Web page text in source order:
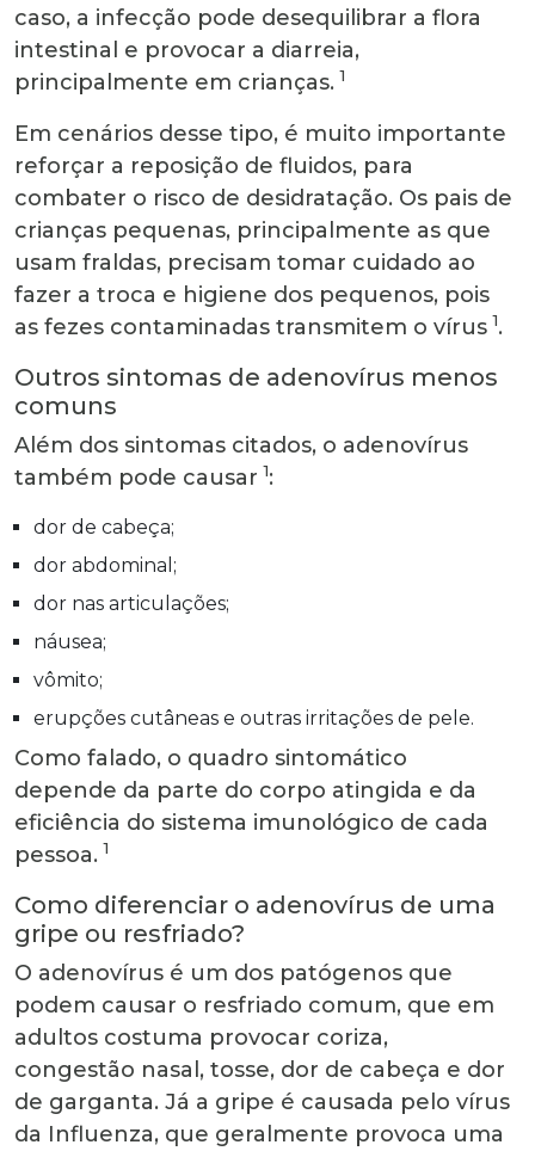
caso, a infecção pode desequilibrar a flora
intestinal e provocar a diarreia,
principalmente em crianças. 1
Em cenários desse tipo, é muito importante
reforçar a reposição de fluidos, para
combater o risco de desidratação. Os pais de
crianças pequenas, principalmente as que
usam fraldas, precisam tomar cuidado ao
fazer a troca e higiene dos pequenos, pois
as fezes contaminadas transmitem o vírus 1.
Outros sintomas de adenovírus menos
comuns
Além dos sintomas citados, o adenovírus
também pode causar 1:
dor de cabeça;
dor abdominal;
dor nas articulações;
náusea;
vômito;
erupções cutâneas e outras irritações de pele.
Como falado, o quadro sintomático
depende da parte do corpo atingida e da
eficiência do sistema imunológico de cada
pessoa. 1
Como diferenciar o adenovírus de uma
gripe ou resfriado?
O adenovírus é um dos patógenos que
podem causar o resfriado comum, que em
adultos costuma provocar coriza,
congestão nasal, tosse, dor de cabeça e dor
de garganta. Já a gripe é causada pelo vírus
da Influenza, que geralmente provoca uma